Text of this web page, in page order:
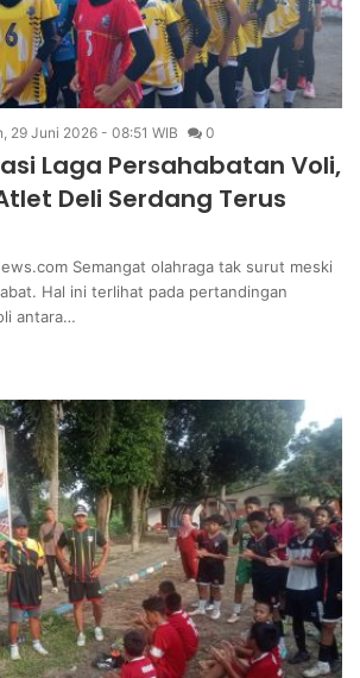
29 Juni 2026 - 08:51 WIB 0
Laga Persahabatan Voli,
Deli Serdang Terus
Semangat olahraga tak surut meski
Hal ini terlihat pada pertandingan
antara…